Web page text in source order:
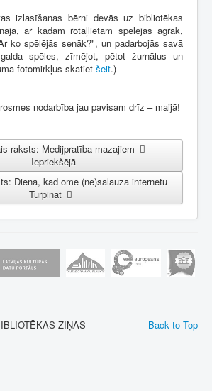
bērni devās uz bibliotēkas
ar kādām rotaļlietām spēlējās agrāk,
ko spēlējās senāk?", un padarbojās savā
spēles, zīmējot, pētot žurnālus un
fotomirkļus skatiet šeit.)
nodarbība jau pavisam drīz – maijā!
raksts: Medijpratība mazajiem
Iepriekšējā
Diena, kad ome (ne)salauza internetu
Turpināt
Back to Top
ZIŅAS